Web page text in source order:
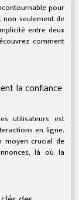
pour
seulement de
entre deux
comment
la confiance
utilisateurs est
en ligne.
moyen crucial de
là où la